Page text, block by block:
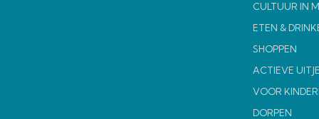
CULTUUR IN
ETEN &
SHOPPEN
ACTIEVE
VOOR
DORPEN